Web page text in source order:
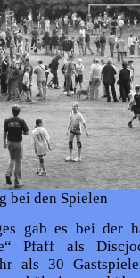
bei den Spielen
gab es bei der
Pfaff als
als 30